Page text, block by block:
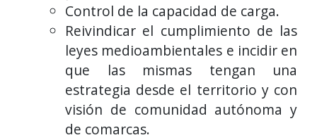
Control de la capacidad de carga.
Reivindicar el cumplimiento de las
leyes medioambientales e incidir en
que las mismas tengan una
estrategia desde el territorio y con
visión de comunidad autónoma y
de comarcas.